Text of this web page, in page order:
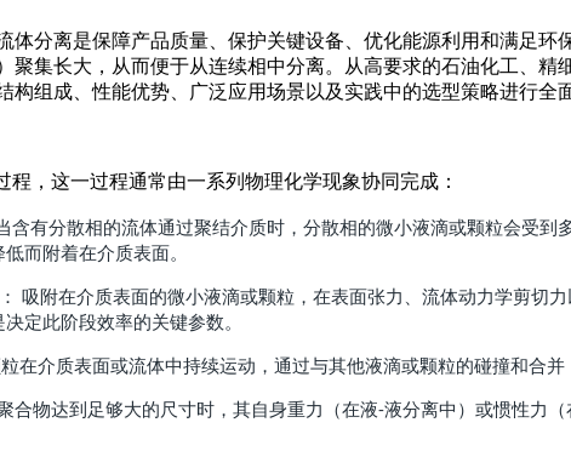
体分离是保障产品质量、保护关键设备、优化能源利用和满足环
聚集长大，从而便于从连续相中分离。从高要求的石油化工、
组成、性能优势、广泛应用场景以及实践中的选型策略进行全
，这一过程通常由一系列物理化学现象协同完成：
有分散相的流体通过聚结介质时，分散相的微小液滴或颗粒会受到
而附着在介质表面。
吸附在介质表面的微小液滴或颗粒，在表面张力、流体动力学剪切
定此阶段效率的关键参数。
介质表面或流体中持续运动，通过与其他液滴或颗粒的碰撞和合
物达到足够大的尺寸时，其自身重力（在液-液分离中）或惯性力